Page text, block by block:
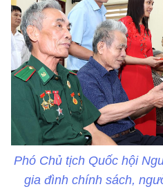
Phó Chủ tịch Quốc hội
gia đình chính sách,